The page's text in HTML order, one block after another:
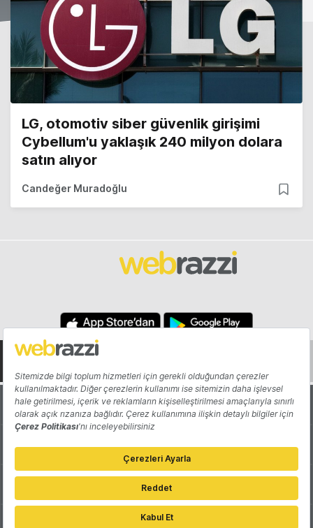
LG, otomotiv siber güvenlik girişimi
Cybellum'u yaklaşık 240 milyon dolara
satın alıyor
Candeğer Muradoğlu
Hakkında Yazarlar
Katkıda Bulun Reklam